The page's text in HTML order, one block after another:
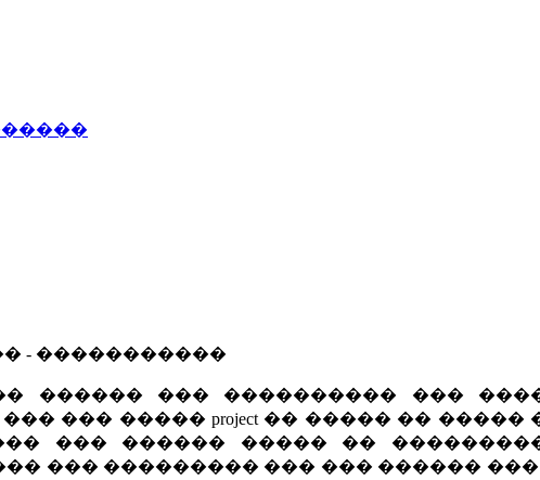
- �����������
������ ��� ���������� ���
��� ����� project �� ����� �� �����
��� ������ ����� ��
��� ��������� ��� ��� ������ ���